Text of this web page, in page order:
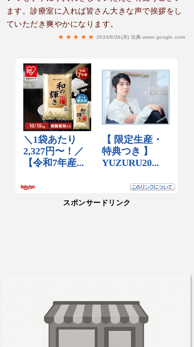
ます。診療室に入れば皆さん大きな声で挨拶をし
ていただき爽やかになります。
2024/9/26(木) 出典:www.google.com
スポンサードリンク